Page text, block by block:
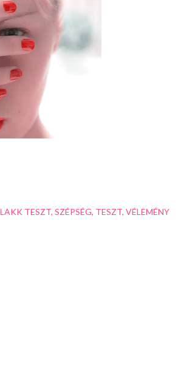
TESZT SZÉPSÉG TESZT VÉLEMÉNY